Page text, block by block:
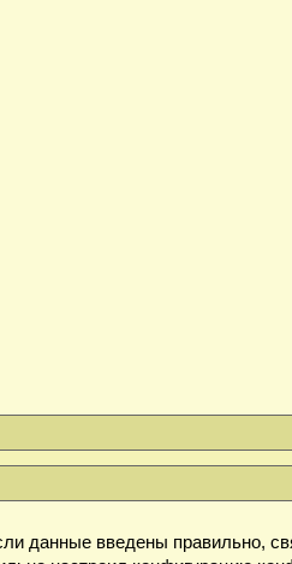
данные введены правильно,